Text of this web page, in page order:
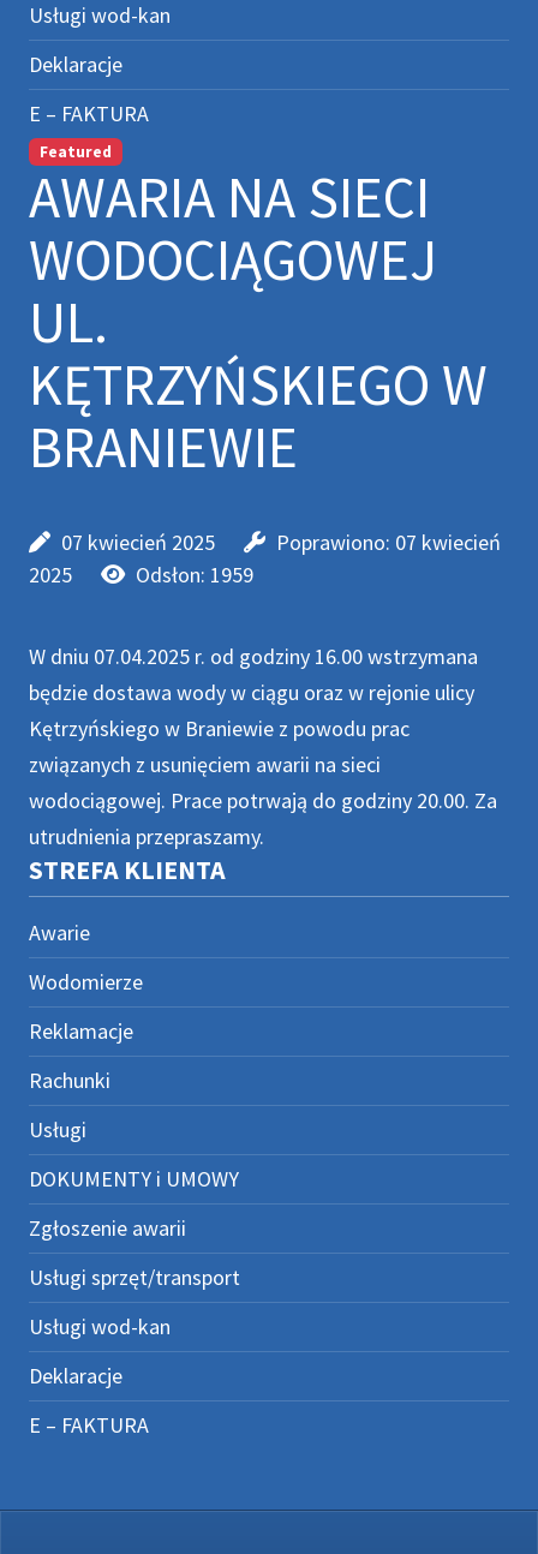
Usługi wod-kan
Deklaracje
E – FAKTURA
Featured
AWARIA NA SIECI
WODOCIĄGOWEJ
UL.
KĘTRZYŃSKIEGO W
BRANIEWIE
07 kwiecień 2025
Poprawiono: 07 kwiecień
2025
Odsłon: 1959
W dniu 07.04.2025 r. od godziny 16.00 wstrzymana
będzie dostawa wody w ciągu oraz w rejonie ulicy
Kętrzyńskiego w Braniewie z powodu prac
związanych z usunięciem awarii na sieci
wodociągowej. Prace potrwają do godziny 20.00. Za
utrudnienia przepraszamy.
STREFA KLIENTA
Awarie
Wodomierze
Reklamacje
Rachunki
Usługi
DOKUMENTY i UMOWY
Zgłoszenie awarii
Usługi sprzęt/transport
Usługi wod-kan
Deklaracje
E – FAKTURA